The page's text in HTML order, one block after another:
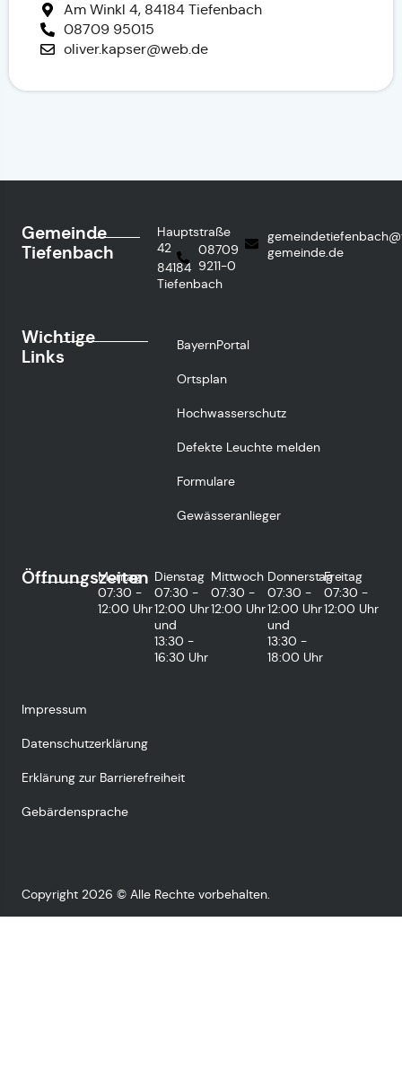
Am Winkl 4, 84184 Tiefenbach
08709 95015
oliver.kapser@web.de
Gemeinde
Tiefenbach
Hauptstraße
42
84184
Tiefenbach
08709
9211-0
gemeinde.de
Wichtige
Links
BayernPortal
Ortsplan
Hochwasserschutz
Defekte Leuchte melden
Formulare
Gewässeranlieger
Öffnungszeiten
Montag
07:30 -
12:00 Uhr
Dienstag
07:30 -
12:00 Uhr
und
13:30 -
16:30 Uhr
Mittwoch
07:30 -
12:00 Uhr
Donnerstag
07:30 -
12:00 Uhr
und
13:30 -
18:00 Uhr
Freitag
07:30 -
12:00 Uhr
Impressum
Datenschutzerklärung
Erklärung zur Barrierefreiheit
Gebärdensprache
Copyright 2026 © Alle Rechte vorbehalten.